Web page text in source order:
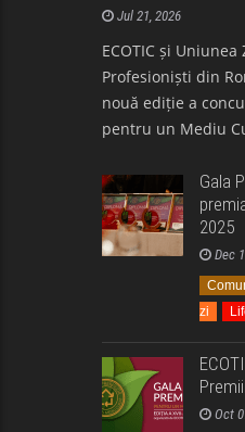
Jul 21, 2026
ECOTIC și
Profesioniști din
nouă ediție a
pentru un Mediu
Gala
2025
Dec
zi
Oct